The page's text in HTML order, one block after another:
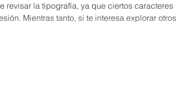
revisar la tipografía, ya que ciertos caracteres
Mientras tanto, si te interesa explorar otros